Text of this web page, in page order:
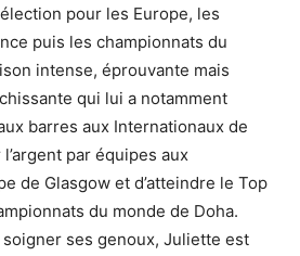
pour les Europe, les
puis les championnats du
intense, éprouvante mais
qui lui a notamment
barres aux Internationaux de
par équipes aux
de Glasgow et d’atteindre le Top
du monde de Doha.
ses genoux, Juliette est